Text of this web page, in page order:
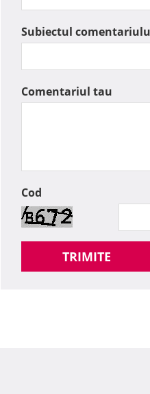
Subiectul
Comentariul tau
Cod
TRIMITE